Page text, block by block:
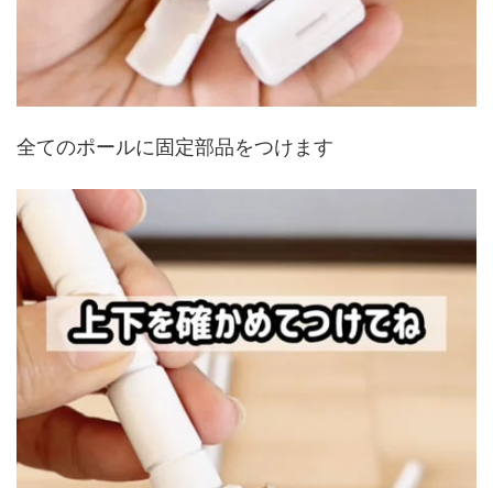
全てのポールに固定部品をつけます